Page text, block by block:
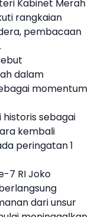
Kabinet Merah
rangkaian
pembacaan
dalam
momentum
historis sebagai
kembali
peringatan 1
7 RI Joko
dari unsur